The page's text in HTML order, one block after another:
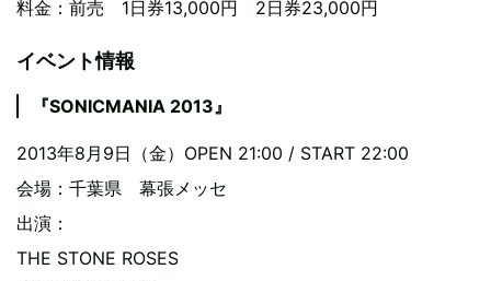
料金：前売 1日券13,000円 2日券23,000円
イベント情報
『SONICMANIA 2013』
2013年8月9日（金）OPEN 21:00 / START 22:00
会場：千葉県 幕張メッセ
出演：
THE STONE ROSES